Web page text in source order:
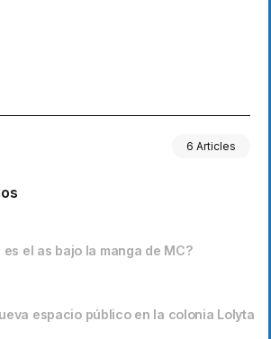
6 Articles
el as bajo la manga de MC?
espacio público en la colonia Lolyta